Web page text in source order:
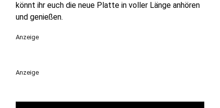
könnt ihr euch die neue Platte in voller Länge anhören
und genießen.
Anzeige
Anzeige